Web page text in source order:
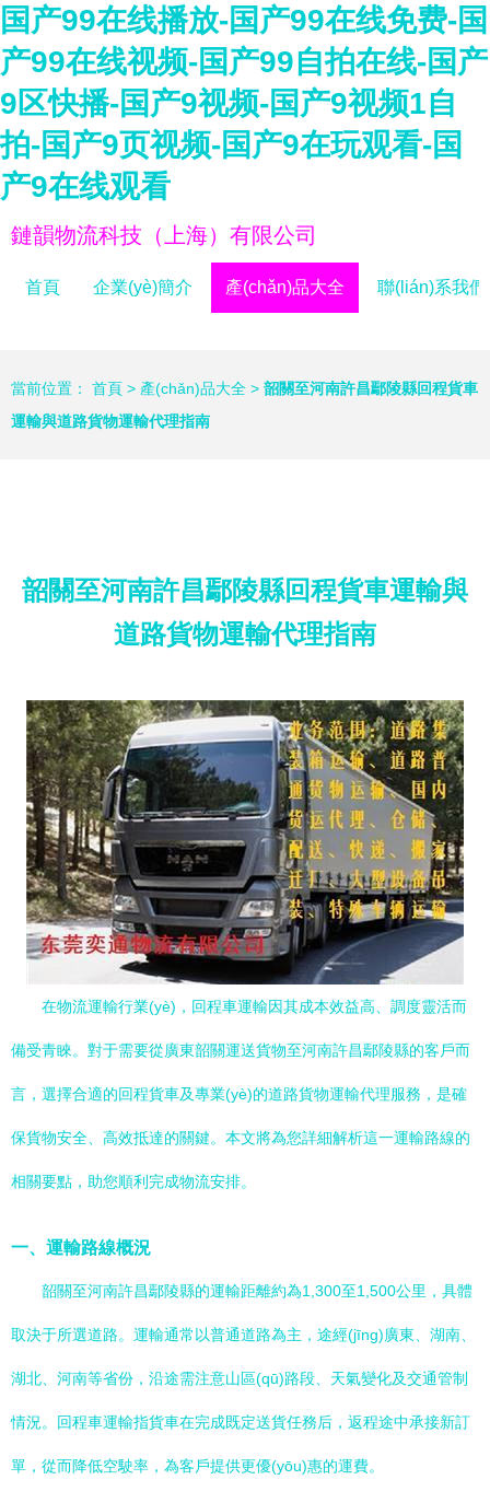
国产99在线播放-国产99在线免费-国
产99在线视频-国产99自拍在线-国产
9区快播-国产9视频-国产9视频1自
拍-国产9页视频-国产9在玩观看-国
产9在线观看
鏈韻物流科技（上海）有限公司
首頁 企業(yè)簡介 產(chǎn)品大全 聯(lián)系我們
當前位置： 首頁 > 產(chǎn)品大全 > 韶關至河南許昌鄢陵縣回程貨車
運輸與道路貨物運輸代理指南
韶關至河南許昌鄢陵縣回程貨車運輸與
道路貨物運輸代理指南
在物流運輸行業(yè)，回程車運輸因其成本效益高、調度靈活而
備受青睞。對于需要從廣東韶關運送貨物至河南許昌鄢陵縣的客戶而
言，選擇合適的回程貨車及專業(yè)的道路貨物運輸代理服務，是確
保貨物安全、高效抵達的關鍵。本文將為您詳細解析這一運輸路線的
相關要點，助您順利完成物流安排。
一、運輸路線概況
韶關至河南許昌鄢陵縣的運輸距離約為1,300至1,500公里，具體
取決于所選道路。運輸通常以普通道路為主，途經(jīng)廣東、湖南、
湖北、河南等省份，沿途需注意山區(qū)路段、天氣變化及交通管制
情況。回程車運輸指貨車在完成既定送貨任務后，返程途中承接新訂
單，從而降低空駛率，為客戶提供更優(yōu)惠的運費。